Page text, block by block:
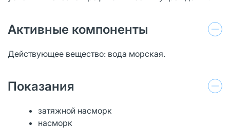
Активные компоненты
Действующее вещество: вода морская.
Показания
затяжной насморк
насморк